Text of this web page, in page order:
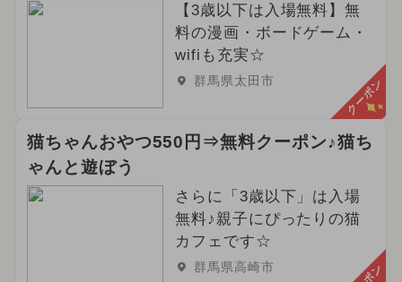
【3歳以下は入場無料】無
料の漫画・ボードゲーム・
wifiも充実☆
群馬県太田市 クーポン
猫ちゃんおやつ550円⇒無料クーポン♪猫ち
ゃんと遊ぼう
さらに「3歳以下」は入場
無料♪親子にぴったりの猫
カフェです☆
群馬県高崎市